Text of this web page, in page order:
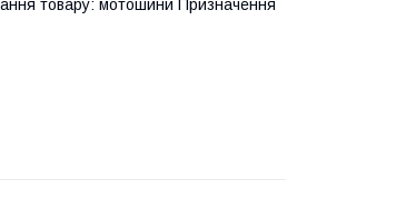
товару: мотошини Призначення